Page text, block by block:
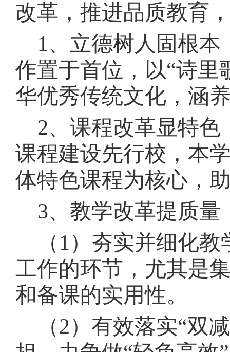
改革，推进品质教育
1、立德树人固根
作置于首位，以“诗里
华优秀传统文化，涵
2、课程改革显特
课程建设先行校，本
体特色课程为核心，
3、教学改革提质
（1）夯实并细化
工作的环节，尤其是
和备课的实用性。
（2）有效落实“双